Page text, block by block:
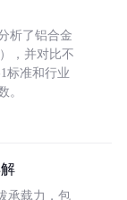
析了铝合金
，并对比不
标准和行业
。
承载力，包